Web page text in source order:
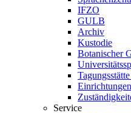
IFZO
GULB
Archiv
Kustodie
Botanischer
Service